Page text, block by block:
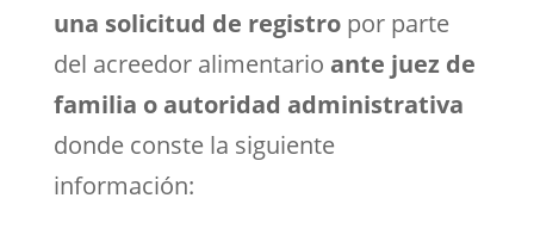
una solicitud de registropor parte
del acreedor alimentario ante juez de
familia o autoridad administrativa
donde conste la siguiente
información: